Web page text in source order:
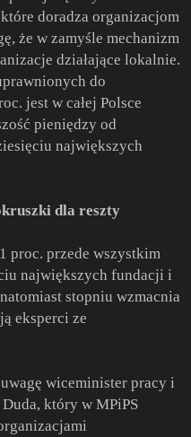
doradza organizacjom
że w zamyśle mechanizm
działające lokalnie.
do
jest w całej Polsce
pieniędzy od
największych
dla reszty
proc. przede wszystkim
największych fundacji i
stopniu wzmacnia
eksperci ze
wiceminister pracy i
który w MPiPS